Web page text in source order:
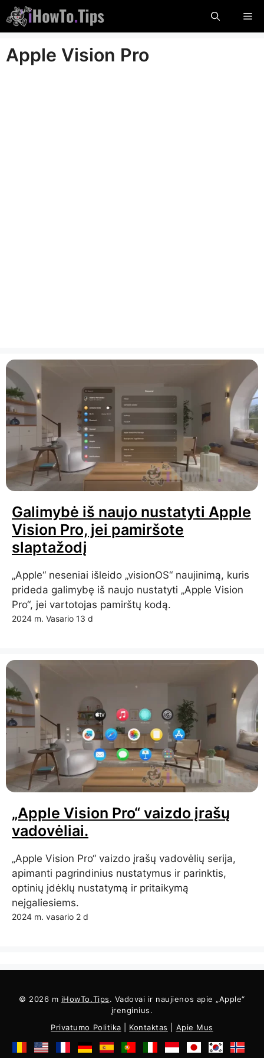
Pereikite
prie
turinio
Apple Vision Pro
Galimybė iš naujo nustatyti Apple
Vision Pro, jei pamiršote
slaptažodį
„Apple“ neseniai išleido „visionOS“ naujinimą, kuris
prideda galimybę iš naujo nustatyti „Apple Vision
Pro“, jei vartotojas pamirštų kodą.
2024 m. Vasario 13 d
„Apple Vision Pro“ vaizdo įrašų
vadovėliai.
„Apple Vision Pro“ vaizdo įrašų vadovėlių serija,
apimanti pagrindinius nustatymus ir parinktis,
optinių įdėklų nustatymą ir pritaikymą
neįgaliesiems.
2024 m. vasario 2 d
© 2026 m iHowTo.Tips. Vadovai ir naujienos apie „Apple“
įrenginius.
Privatumo Politika
Kontaktas Apie Mus